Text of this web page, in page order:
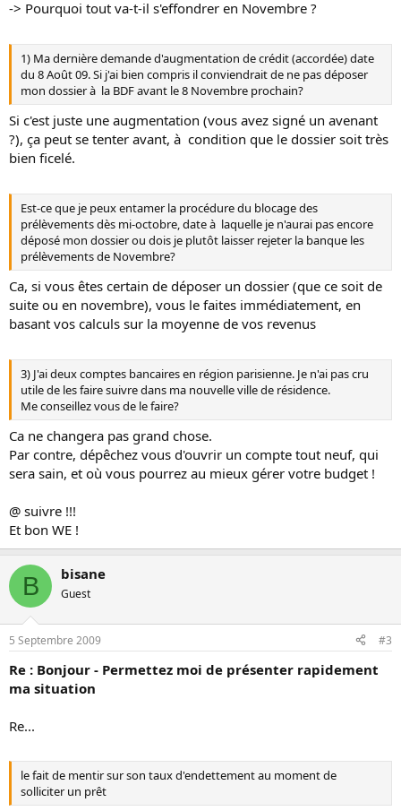
-> Pourquoi tout va-t-il s'effondrer en Novembre ?
1) Ma dernière demande d'augmentation de crédit (accordée) date
du 8 Août 09. Si j'ai bien compris il conviendrait de ne pas déposer
mon dossier à la BDF avant le 8 Novembre prochain?
Si c'est juste une augmentation (vous avez signé un avenant
?), ça peut se tenter avant, à condition que le dossier soit très
bien ficelé.
Est-ce que je peux entamer la procédure du blocage des
prélèvements dès mi-octobre, date à laquelle je n'aurai pas encore
déposé mon dossier ou dois je plutôt laisser rejeter la banque les
prélèvements de Novembre?
Ca, si vous êtes certain de déposer un dossier (que ce soit de
suite ou en novembre), vous le faites immédiatement, en
basant vos calculs sur la moyenne de vos revenus
3) J'ai deux comptes bancaires en région parisienne. Je n'ai pas cru
utile de les faire suivre dans ma nouvelle ville de résidence.
Me conseillez vous de le faire?
Ca ne changera pas grand chose.
Par contre, dépêchez vous d'ouvrir un compte tout neuf, qui
sera sain, et où vous pourrez au mieux gérer votre budget !
@ suivre !!!
Et bon WE !
B bisane
Guest
5 Septembre 2009 #3
Re : Bonjour - Permettez moi de présenter rapidement
ma situation
Re...
le fait de mentir sur son taux d'endettement au moment de
solliciter un prêt